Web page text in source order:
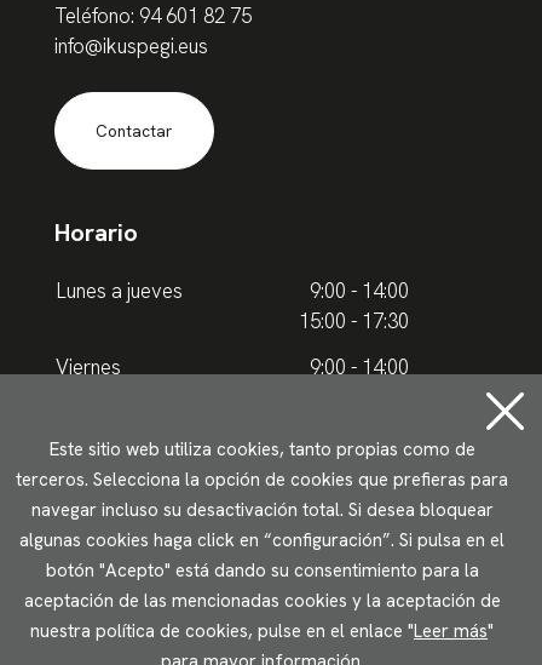
Teléfono: 94 601 82 75
info@ikuspegi.eus
Contactar
Horario
Lunes a jueves
9:00 - 14:00
15:00 - 17:30
Viernes
9:00 - 14:00
Horario de verano
Lunes a jueves
9.00 - 15.00
Viernes
9:00 - 14:00
Aviso legal Política de privacidad
Uso de cookies
Accesibilidad
Este sitio web utiliza cookies, tanto propias como de
terceros. Selecciona la opción de cookies que prefieras para
navegar incluso su desactivación total. Si desea bloquear
algunas cookies haga click en “configuración”. Si pulsa en el
botón "Acepto" está dando su consentimiento para la
aceptación de las mencionadas cookies y la aceptación de
nuestra política de cookies, pulse en el enlace "Leer más"